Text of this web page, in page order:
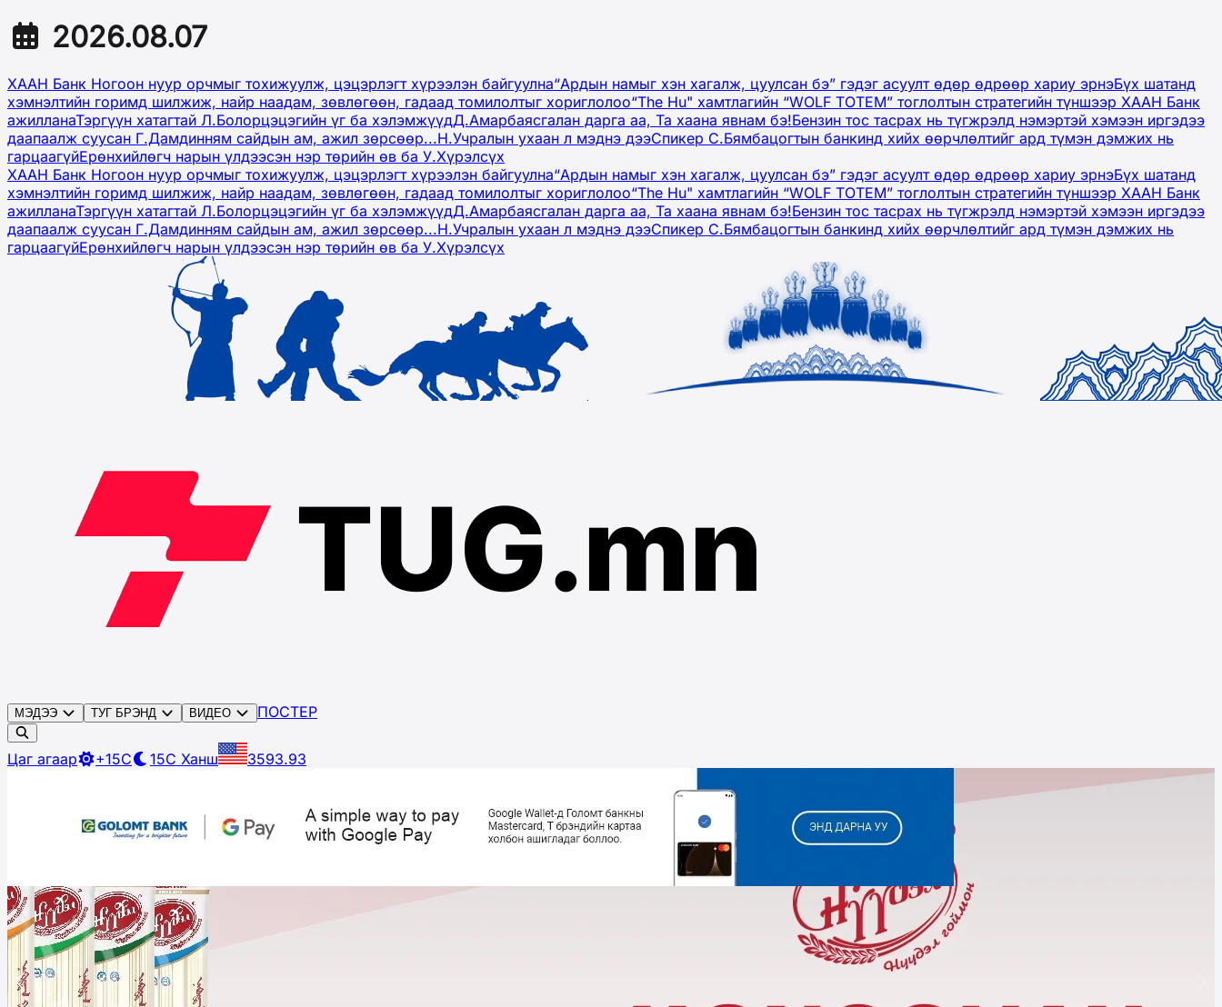
2026.08.07
ХААН Банк Ногоон нуур орчмыг тохижуулж, цэцэрлэгт хүрээлэн байгуулна“Ардын намыг хэн хагалж, цуулсан бэ” гэдэг асуулт өдөр өдрөөр хариу эрнэБүх шатанд
хэмнэлтийн горимд шилжиж, найр наадам, зөвлөгөөн, гадаад томилолтыг хориглолоо“The Hu" хамтлагийн “WOLF TOTEM” тоглолтын стратегийн түншээр ХААН Банк
ажилланаТэргүүн хатагтай Л.Болорцэцэгийн үг ба хэлэмжүүдД.Амарбаясгалан дарга аа, Та хаана явнам бэ!Бензин тос тасрах нь түгжрэлд нэмэртэй хэмээн иргэдээ
даапаалж суусан Г.Дамдинням сайдын ам, ажил зөрсөөр...Н.Учралын ухаан л мэднэ дээСпикер С.Бямбацогтын банкинд хийх өөрчлөлтийг ард түмэн дэмжих нь
гарцаагүйЕрөнхийлөгч нарын үлдээсэн нэр төрийн өв ба У.Хүрэлсүх
ХААН Банк Ногоон нуур орчмыг тохижуулж, цэцэрлэгт хүрээлэн байгуулна“Ардын намыг хэн хагалж, цуулсан бэ” гэдэг асуулт өдөр өдрөөр хариу эрнэБүх шатанд
хэмнэлтийн горимд шилжиж, найр наадам, зөвлөгөөн, гадаад томилолтыг хориглолоо“The Hu" хамтлагийн “WOLF TOTEM” тоглолтын стратегийн түншээр ХААН Банк
ажилланаТэргүүн хатагтай Л.Болорцэцэгийн үг ба хэлэмжүүдД.Амарбаясгалан дарга аа, Та хаана явнам бэ!Бензин тос тасрах нь түгжрэлд нэмэртэй хэмээн иргэдээ
даапаалж суусан Г.Дамдинням сайдын ам, ажил зөрсөөр...Н.Учралын ухаан л мэднэ дээСпикер С.Бямбацогтын банкинд хийх өөрчлөлтийг ард түмэн дэмжих нь
гарцаагүйЕрөнхийлөгч нарын үлдээсэн нэр төрийн өв ба У.Хүрэлсүх
МЭДЭЭ ТУГ БРЭНД ВИДЕО ПОСТЕР
Цаг агаар +15C 15C Ханш 3593.93